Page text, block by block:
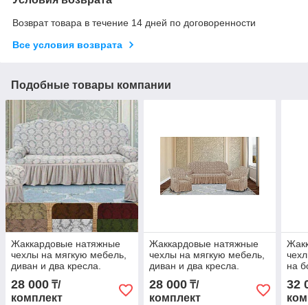
Возврат товара в течение 14 дней по договоренности
Все условия возврата
Подобные товары компании
Жаккардовые натяжные
чехлы на мягкую мебель,
диван и два кресла.
28 000 ₸/
комплект
Жаккардовые натяжные
чехлы на мягкую мебель,
диван и два кресла.
28 000₸/
комплект
на
32